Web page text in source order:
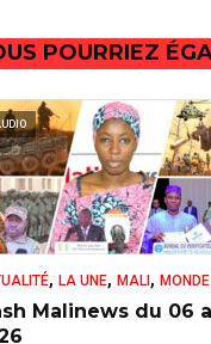
POURRIEZ
, LA UNE, MALI , MONDE
Malinews du 06